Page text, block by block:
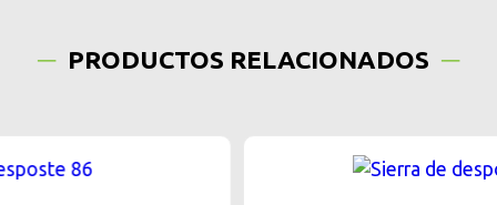
PRODUCTOS RELACIONADOS